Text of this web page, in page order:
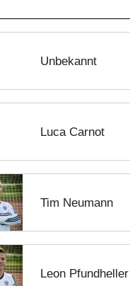
Unbekannt
Luca Carnot
Tim Neumann
Leon Pfundheller